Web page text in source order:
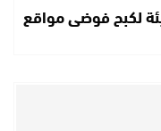
لكبح فوضى مواقع